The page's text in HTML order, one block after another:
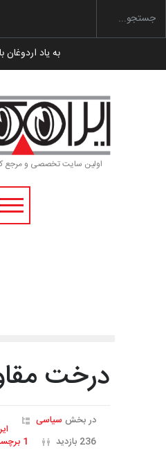
به یاد اردوغان باشول
اولین سایت تخصصی و مرجع
درخت
در بخش سیاسی
236 بازدید
1 برچسب